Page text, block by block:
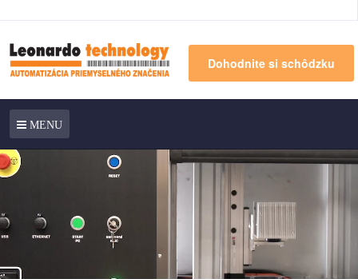
Dohodnite si schôdzku
MENU